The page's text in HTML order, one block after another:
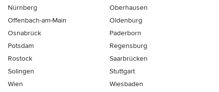
Nürnberg
Oberhausen
Offenbach-am-Main
Oldenburg
Osnabrück
Paderborn
Potsdam
Regensburg
Rostock
Saarbrücken
Solingen
Stuttgart
Wien
Wiesbaden